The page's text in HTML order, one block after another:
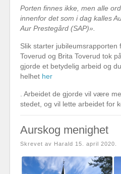
Porten finnes ikke, men alle
innenfor det som i dag kalles
Aur Prestegård (SAP)».
Slik starter jubileumsrapporten
Toverud og Brita Toverud tok
gjorde et betydelig arbeid og
helhet her
. Arbeidet de gjorde vil være
stedet, og vil lette arbeidet for
Aurskog menighet
Skrevet av Harald 15. april 2020